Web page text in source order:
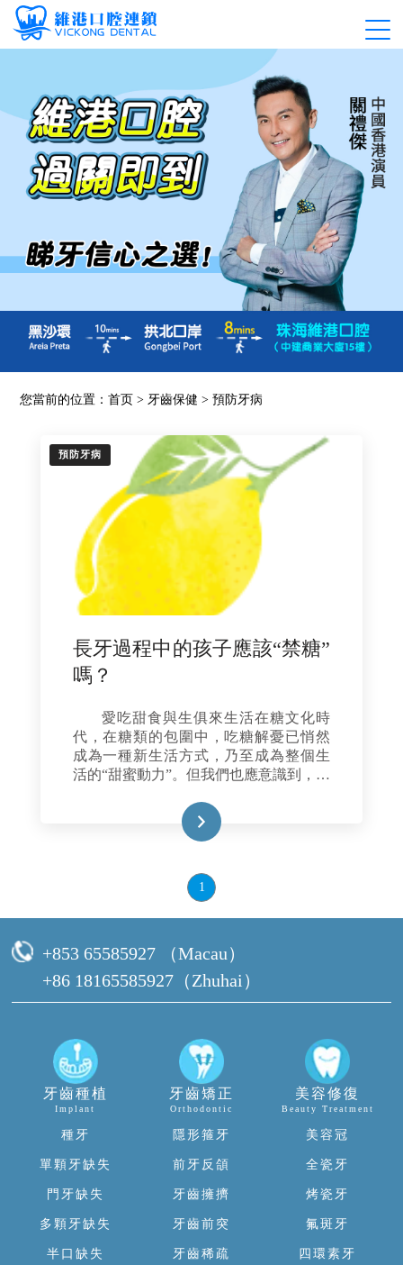
您當前的位置：首页 > 牙齒保健 >預防牙病
預防牙病
長牙過程中的孩子應該“禁糖”
嗎？
愛吃甜食與生俱來生活在糖文化時
代，在糖類的包圍中，吃糖解憂已悄然
成為一種新生活方式，乃至成為整個生
活的“甜蜜動力”。但我們也應意識到，糖
Read More
1
+853 65585927 （Macau）
+86 18165585927（Zhuhai）
牙齒種植
Implant
種牙
單顆牙缺失
門牙缺失
多顆牙缺失
半口缺失
牙齒矯正
Orthodontic
隱形箍牙
前牙反頜
牙齒擁擠
牙齒前突
牙齒稀疏
美容修復
Beauty Treatment
美容冠
全瓷牙
烤瓷牙
氟斑牙
四環素牙